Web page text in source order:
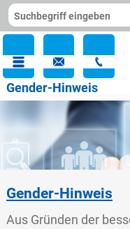
Gender-Hinweis
Gender-Hinweis
Aus Gründen der